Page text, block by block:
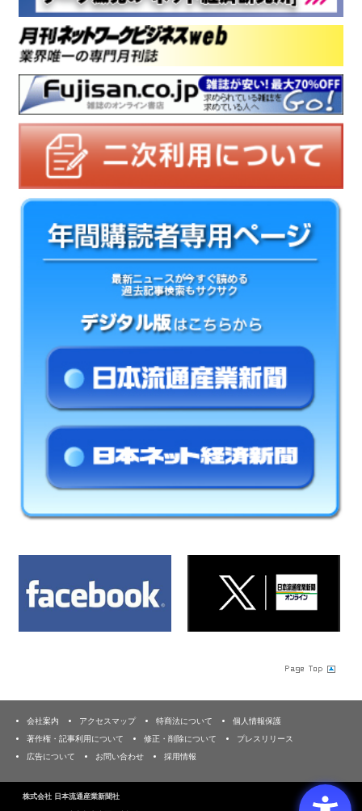
会社案内 アクセスマップ 特商法について
個人情報保護
著作権・記事利用について
修正・削除について
プレスリリース
広告について
お問い合わせ 採用情報
株式会社 日本流通産業新聞社